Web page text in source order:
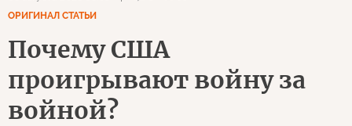
ОРИГИНАЛ СТАТЬИ
Почему США
проигрывают войну за
войной?